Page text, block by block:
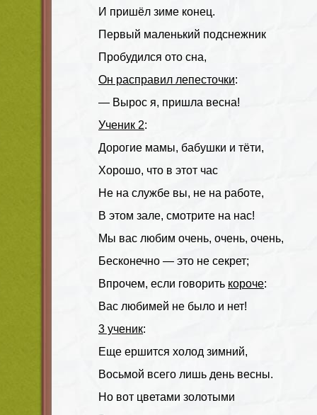
И пришёл зиме конец.
Первый маленький подснежник
Пробудился ото сна,
Он расправил лепесточки:
— Вырос я, пришла весна!
Ученик 2:
Дорогие мамы, бабушки и тёти,
Хорошо, что в этот час
Не на службе вы, не на работе,
В этом зале, смотрите на нас!
Мы вас любим очень, очень, очень,
Бесконечно — это не секрет;
Впрочем, если говорить короче:
Вас любимей не было и нет!
3 ученик:
Еще ершится холод зимний,
Восьмой всего лишь день весны.
Но вот цветами золотыми